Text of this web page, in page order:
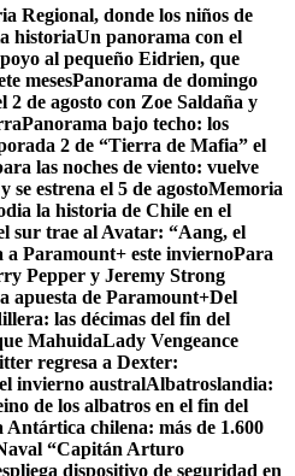
Regional, donde los niños de
historiaUn panorama con el
al pequeño Eidrien, que
mesesPanorama de domingo
2 de agosto con Zoe Saldaña y
Panorama bajo techo: los
2 de “Tierra de Mafia” el
las noches de viento: vuelve
estrena el 5 de agostoMemoria
la historia de Chile en el
sur trae al Avatar: “Aang, el
a Paramount+ este inviernoPara
Pepper y Jeremy Strong
apuesta de Paramount+Del
las décimas del fin del
MahuidaLady Vengeance
regresa a Dexter:
invierno australAlbatroslandia:
de los albatros en el fin del
Antártica chilena: más de 1.600
“Capitán Arturo
dispositivo de seguridad en